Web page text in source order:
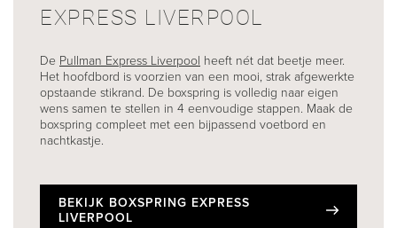
EXPRESS LIVERPOOL
De Pullman Express Liverpool heeft nét dat beetje meer.
Het hoofdbord is voorzien van een mooi, strak afgewerkte
opstaande stikrand. De boxspring is volledig naar eigen
wens samen te stellen in 4 eenvoudige stappen. Maak de
boxspring compleet met een bijpassend voetbord en
nachtkastje.
BEKIJK BOXSPRING EXPRESS
LIVERPOOL